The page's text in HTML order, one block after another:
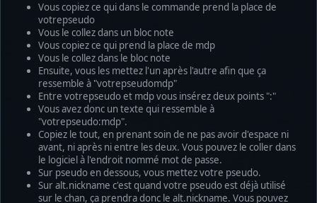
Vous copiez ce qui dans le commande prend la place de
votrepseudo
Vous le collez dans un bloc note
Vous copiez ce qui prend la place de mdp
Vous le collez dans le bloc note
Ensuite, vous les mettez l'un après l'autre afin que ça
ressemble à "votrepseudomdp"
Entre votrepseudo et mdp vous insérez deux points ":"
Vous avez donc un texte qui ressemble à
"votrepseudo:mdp".
Copiez le tout, en prenant soin de ne pas avoir d'espace ni
avant, ni après ni entre les deux. Vous pouvez le coller dans
le logiciel à l'endroit nommé mot de passe.
Sur pseudo en dessous, vous mettez votre pseudo.
Sur alt.nickname c'est quand votre pseudo est déjà utilisé
sur le chan, ça prendra donc le alt.nickname. Vous pouvez